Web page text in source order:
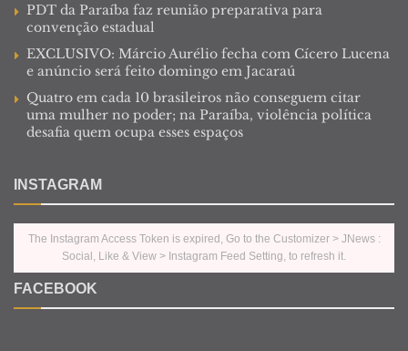
PDT da Paraíba faz reunião preparativa para
convenção estadual
EXCLUSIVO: Márcio Aurélio fecha com Cícero Lucena
e anúncio será feito domingo em Jacaraú
Quatro em cada 10 brasileiros não conseguem citar
uma mulher no poder; na Paraíba, violência política
desafia quem ocupa esses espaços
INSTAGRAM
The Instagram Access Token is expired, Go to the Customizer > JNews :
Social, Like & View > Instagram Feed Setting, to refresh it.
FACEBOOK